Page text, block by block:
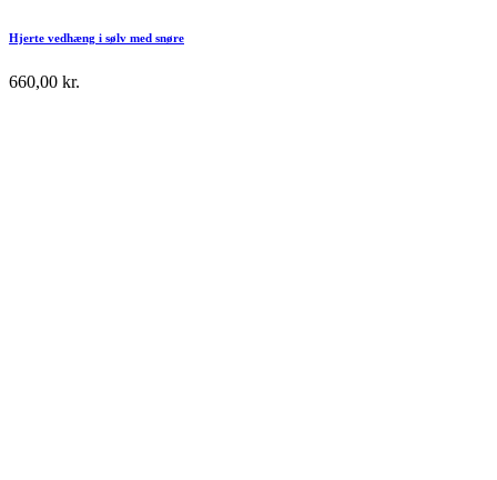
Hjerte vedhæng i sølv med snøre
660,00 kr.